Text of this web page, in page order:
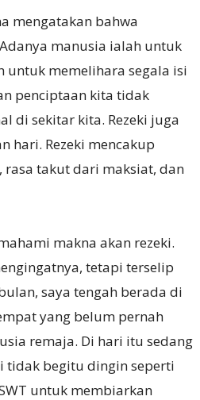
mengatakan bahwa
manusia ialah untuk
untuk memelihara segala isi
penciptaan kita tidak
di sekitar kita. Rezeki juga
hari. Rezeki mencakup
takut dari maksiat, dan
makna akan rezeki.
tetapi terselip
saya tengah berada di
yang belum pernah
remaja. Di hari itu sedang
tidak begitu dingin seperti
untuk membiarkan